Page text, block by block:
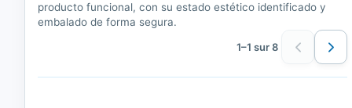
producto funcional, con su estado estético identificado y
embalado de forma segura.
1–1 sur 8